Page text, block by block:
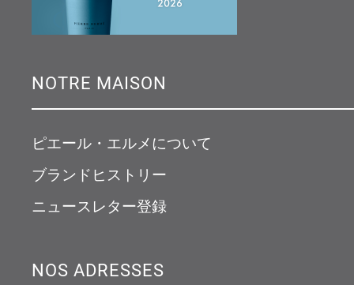
NOTRE MAISON
ピエール・エルメについて
ブランドヒストリー
ニュースレター登録
NOS ADRESSES